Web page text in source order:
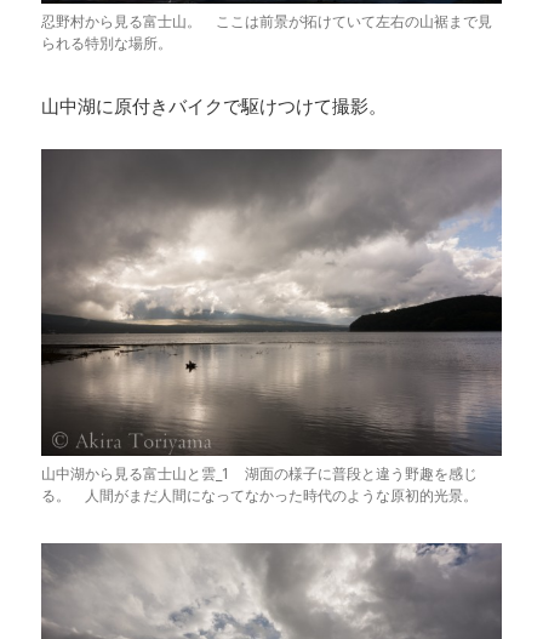
忍野村から見る富士山。 ここは前景が拓けていて左右の山裾まで見
られる特別な場所。
山中湖に原付きバイクで駆けつけて撮影。
山中湖から見る富士山と雲_1 湖面の様子に普段と違う野趣を感じ
る。 人間がまだ人間になってなかった時代のような原初的光景。